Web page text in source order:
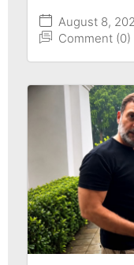
August 8,
Comment (0)